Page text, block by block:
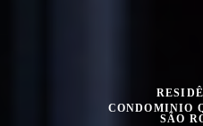
CONDOMINIO
SÃO